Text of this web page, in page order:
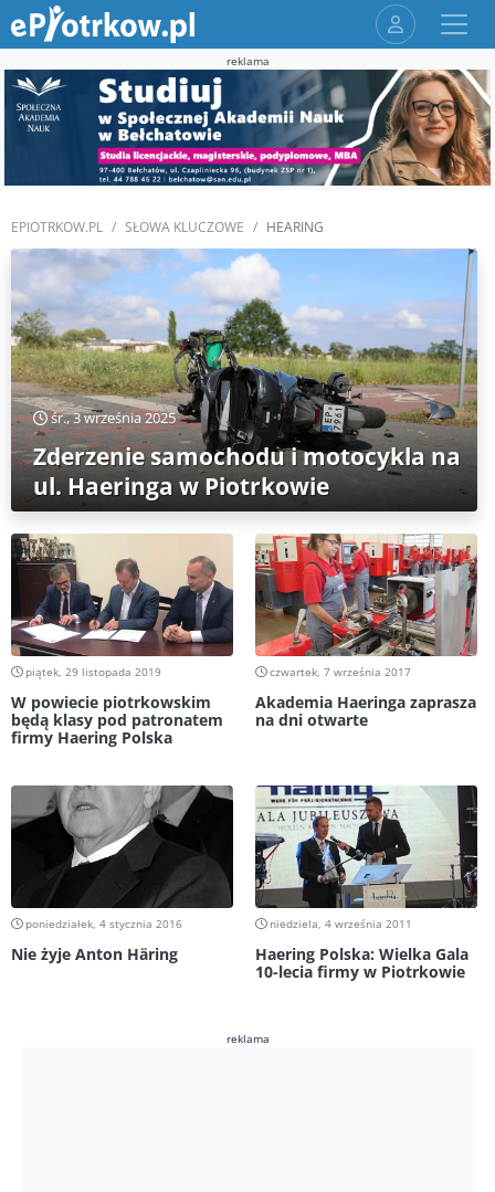
reklama
EPIOTRKOW.PL SŁOWA KLUCZOWE HEARING
śr., 3 września 2025
Zderzenie samochodu i motocykla na
ul. Haeringa w Piotrkowie
piątek, 29 listopada 2019
W powiecie piotrkowskim
będą klasy pod patronatem
firmy Haering Polska
czwartek, 7 września 2017
Akademia Haeringa zaprasza
na dni otwarte
poniedziałek, 4 stycznia 2016
Nie żyje Anton Häring
niedziela, 4 września 2011
Haering Polska: Wielka Gala
10-lecia firmy w Piotrkowie
reklama